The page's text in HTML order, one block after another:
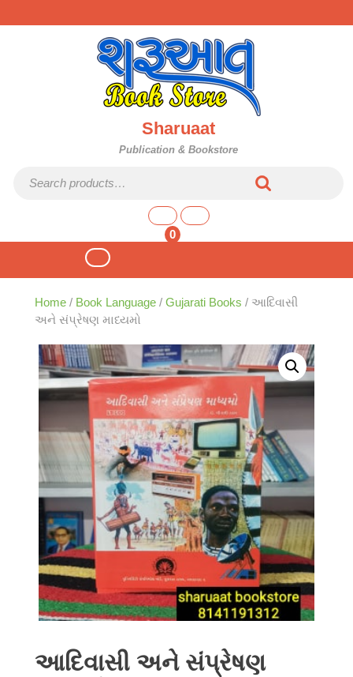
to
Sharuaat
Publication & Bookstore
0
shopping
Open
Button
Home / Book Language / Gujarati Books / આદિવાસી
અને સંપ્રેષણ માધ્યમો
આદિવાસી અને સંપ્રેષણ